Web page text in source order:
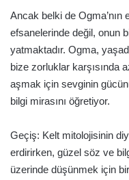
Ancak belki de Ogma’nın
efsanelerinde değil, onun
yatmaktadır. Ogma,
bize zorluklar karşısında
aşmak için sevginin
bilgi mirasını öğretiyor.
Geçiş: Kelt mitolojisinin
erdirirken, güzel söz ve
üzerinde düşünmek için